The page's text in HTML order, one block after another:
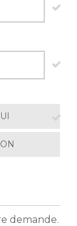
demande.